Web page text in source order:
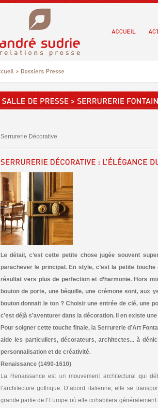
Serrurerie Décorative
Le détail, c’est cette petite chose jugée souvent
parachever le principal. En style, c’est la petite
résultat vers plus de perfection et d’harmonie. Hors
bouton de porte, une béquille, une crémone sont, aux
bouton donnait le ton ? Choisir une entrée de clé, une
c’est déjà s’aventurer dans la décoration. Il en existe
Pour soigner cette touche finale, la Serrurerie d’Art
aide les particuliers, décorateurs, architectes... à
personnalisation et de créativité.
Renaissance (1490-1610)
La Renaissance est un mouvement architectural qui
l’architecture gothique. D’abord italienne, elle se
grande partie de l’Europe où elle cohabitera